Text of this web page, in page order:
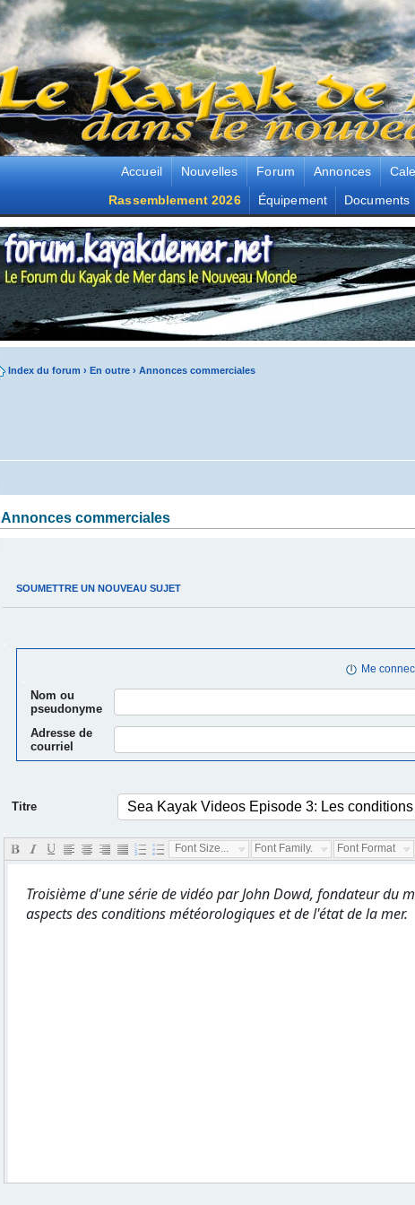
Accueil Nouvelles Forum Annonces
Rassemblement 2026
Équipement Documents
Index du forum › En outre› Annonces commerciales
Annonces commerciales
SOUMETTRE UN NOUVEAU SUJET
Me
Nom ou
pseudonyme
Adresse de
courriel
Titre
Font Size... Font Family... Font Format...
Troisième d'une série de vidéo par John Dowd, fondateur du
aspects des conditions météorologiques et de l'état de la mer.